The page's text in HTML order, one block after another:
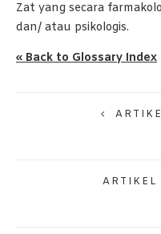
Zat yang secara
dan/ atau psikologis.
« Back to Glossary Index
ARTIKEL